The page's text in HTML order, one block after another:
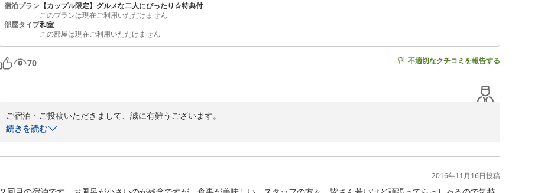
宿泊プラン 【カップル限定】グルメな二人にぴったり☆特典付
このプランは現在ご利用いただけません
部屋タイプ和室
この部屋は現在ご利用いただけません
70 不適切なクチコミを報告する
ご宿泊・ご投稿いただきまして、誠に有難うございます。
詳しく書き込みいただき、感激しております。
当館は豪華なものはございませんが、アットホームな雰囲気の中、お客様にお寛ぎいただけましたことが何よりの喜びでございま
続きを読む
2016年11月16日投稿